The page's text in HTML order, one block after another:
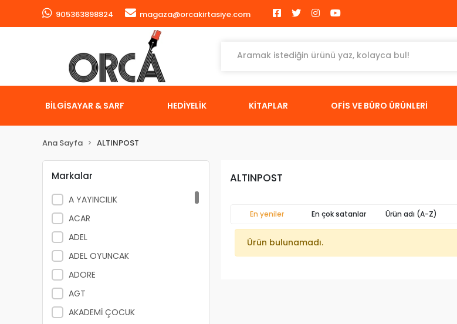
905363898824 magaza@orcakirtasiye.com
BİLGİSAYAR & SARF HEDİYELİK KİTAPLAR OFİS VE BÜRO ÜRÜNLERİ
Ana Sayfa ALTINPOST
Markalar
A YAYINCILIK
ACAR
ADEL
ADEL OYUNCAK
ADORE
AGT
AKADEMİ ÇOCUK
ALTINPOST
En yeniler En çok satanlar Ürün adı (A-Z)
Ürün bulunamadı.